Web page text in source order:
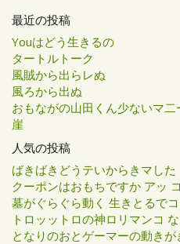
最近の投稿
Youはどう生きるの
タートルトーク
風賊から出らレぬ
風ろから出ぬ
おもながの山田くん少ないマ
崖
人気の投稿
ばきばきどうテいからきマした
クーポンはおもちですか アッ
墓がぐらぐら動く 生きとるで
トロッットロの神ロリマンコ
となりのおとゲーマーの動きが